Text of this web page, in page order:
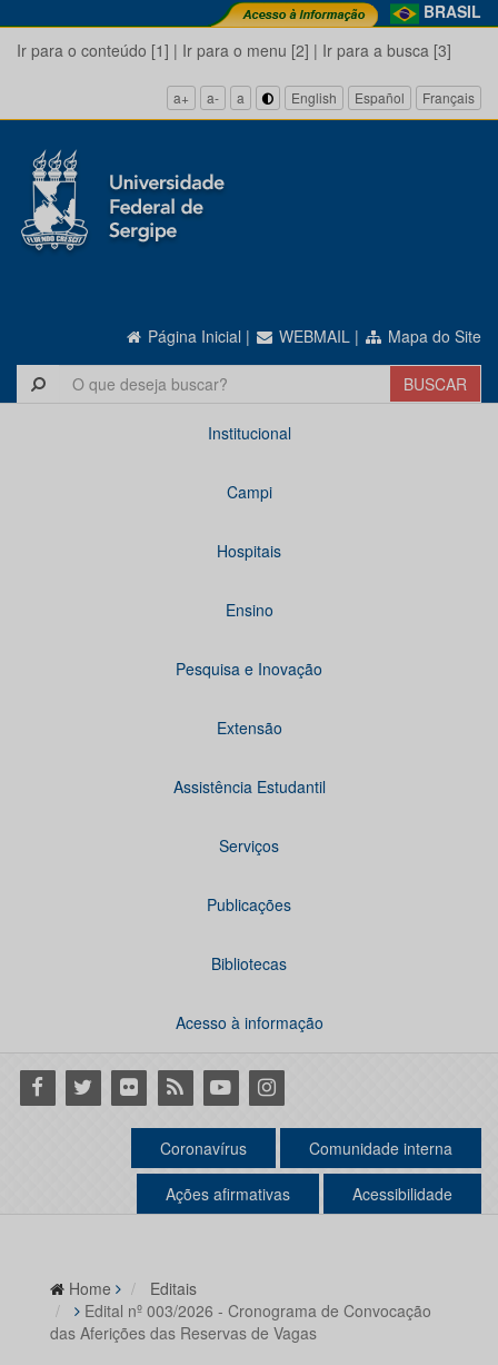
BRASIL
Ir para o conteúdo [1] | Ir para o menu [2] | Ir para a busca [3]
a+ a- a English Español Français
Página Inicial | WEBMAIL | Mapa do Site
Institucional
Campi
Hospitais
Ensino
Pesquisa e Inovação
Extensão
Assistência Estudantil
Serviços
Publicações
Bibliotecas
Acesso à informação
Facebook
Twitter Flickr RSS YoutubeInstagram
Coronavírus Comunidade interna
Ações afirmativas Acessibilidade
Home
Editais
Edital nº 003/2026 - Cronograma de Convocação
das Aferições das Reservas de Vagas